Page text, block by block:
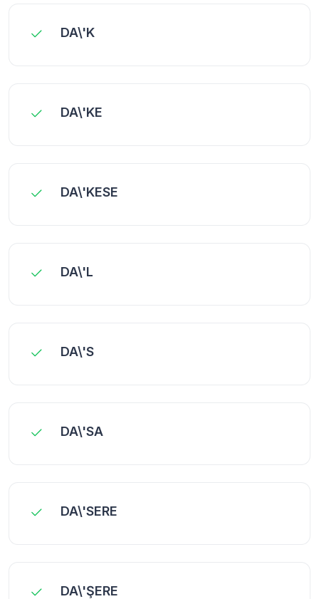
DA\'K
DA\'KE
DA\'KESE
DA\'L
DA\'S
DA\'SA
DA\'SERE
DA\'ŞERE